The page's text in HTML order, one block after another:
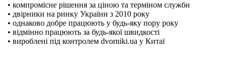
• компромісне рішення за ціною та терміном служби
• двірники на ринку України з 2010 року
• однаково добре працюють у будь-яку пору року
• відмінно працюють за будь-якої швидкості
• вироблені під контролем dvorniki.ua у Китаї